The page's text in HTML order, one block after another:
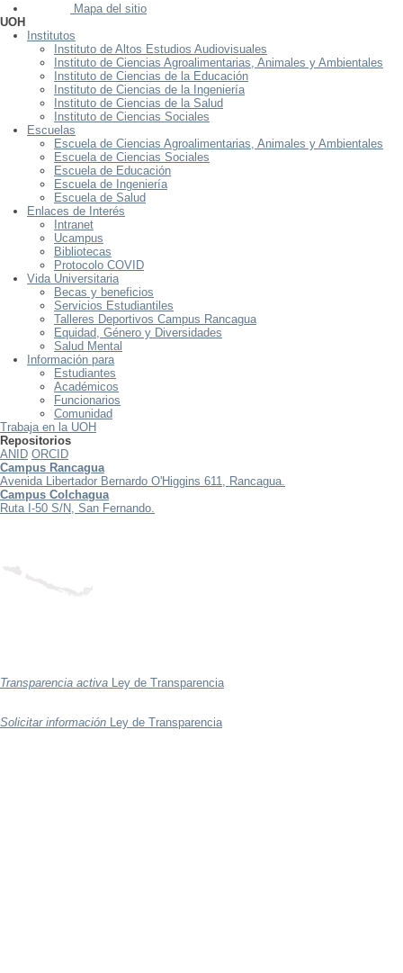
Mapa del sitio
UOH
Institutos
Instituto de Altos Estudios Audiovisuales
Instituto de Ciencias Agroalimentarias, Animales y Ambientales
Instituto de Ciencias de la Educación
Instituto de Ciencias de la Ingeniería
Instituto de Ciencias de la Salud
Instituto de Ciencias Sociales
Escuelas
Escuela de Ciencias Agroalimentarias, Animales y Ambientales
Escuela de Ciencias Sociales
Escuela de Educación
Escuela de Ingeniería
Escuela de Salud
Enlaces de Interés
Intranet
Ucampus
Bibliotecas
Protocolo COVID
Vida Universitaria
Becas y beneficios
Servicios Estudiantiles
Talleres Deportivos Campus Rancagua
Equidad, Género y Diversidades
Salud Mental
Información para
Estudiantes
Académicos
Funcionarios
Comunidad
Trabaja en la UOH
Repositorios
ANID ORCID
Campus Rancagua
Avenida Libertador Bernardo O'Higgins 611, Rancagua.
Campus Colchagua
Ruta I-50 S/N, San Fernando.
Transparencia activa Ley de Transparencia
Solicitar información Ley de Transparencia